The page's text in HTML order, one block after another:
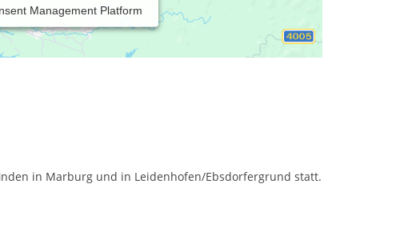
Management Platform
in Marburg und in Leidenhofen/Ebsdorfergrund statt.